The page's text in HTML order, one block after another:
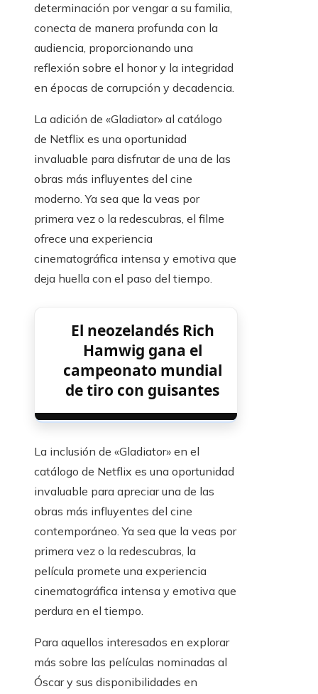
determinación por vengar a su familia,
conecta de manera profunda con la
audiencia, proporcionando una
reflexión sobre el honor y la integridad
en épocas de corrupción y decadencia.
La adición de «Gladiator» al catálogo
de Netflix es una oportunidad
invaluable para disfrutar de una de las
obras más influyentes del cine
moderno. Ya sea que la veas por
primera vez o la redescubras, el filme
ofrece una experiencia
cinematográfica intensa y emotiva que
deja huella con el paso del tiempo.
El neozelandés Rich
Hamwig gana el
campeonato mundial
de tiro con guisantes
La inclusión de «Gladiator» en el
catálogo de Netflix es una oportunidad
invaluable para apreciar una de las
obras más influyentes del cine
contemporáneo. Ya sea que la veas por
primera vez o la redescubras, la
película promete una experiencia
cinematográfica intensa y emotiva que
perdura en el tiempo.
Para aquellos interesados en explorar
más sobre las películas nominadas al
Óscar y sus disponibilidades en